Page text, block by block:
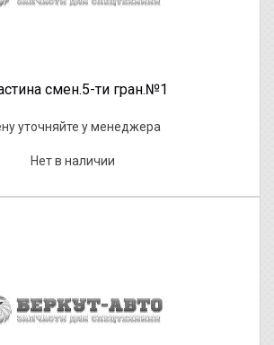
смен.5-ти гран.№1
уточняйте у менеджера
Нет в наличии